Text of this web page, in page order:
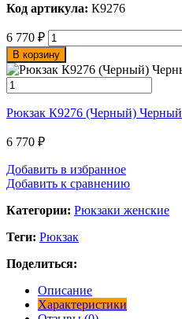
Код артикула: К9276
6 770 ₽
В корзину
Рюкзак К9276 (Черный) Черный
6 770 ₽
Добавить в избранное
Добавить к сравнению
Категории: Рюкзаки женские
Теги: Рюкзак
Поделиться:
Описание
Характеристики